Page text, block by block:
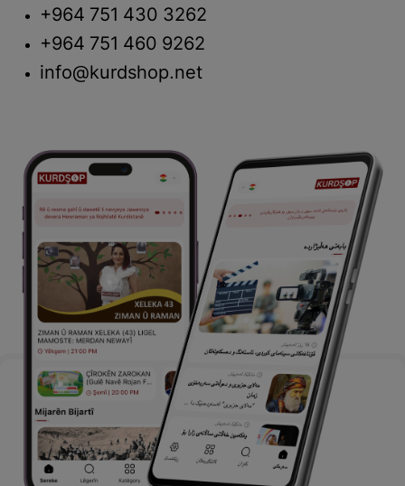
+964 751 430 3262
+964 751 460 9262
info@kurdshop.net